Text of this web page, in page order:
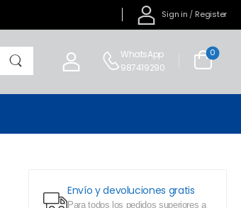
Sign in / Register
WhatsApp
987419290
0
Envío y devoluciones gratis
Para todos los pedidos superiores a